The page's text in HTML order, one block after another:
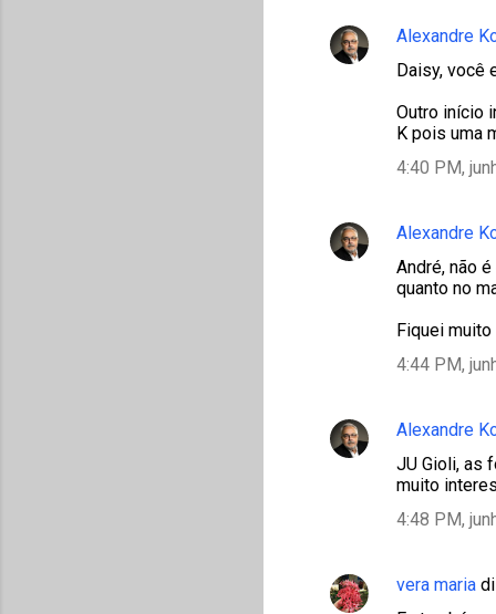
Alexandre
Daisy, você
Outro início
K pois uma
4:40 PM,
Alexandre
André, não
quanto no
Fiquei
4:44 PM,
Alexandre
JU Gioli, as
muito
4:48 PM,
vera maria